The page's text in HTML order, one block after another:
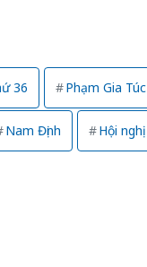
36 Phạm Gia Túc
Nam Định Hội nghị